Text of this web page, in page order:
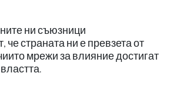
ни съюзници
страната ни е превзета от
мрежи за влияние достигат